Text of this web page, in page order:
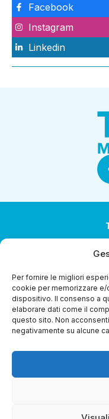
Per fornire le migliori
cookie per memorizzare
dispositivo. Il consenso a
elaborare dati come il
questo sito. Non
negativamente su alcune
Facebook
Instagram
Linkedin
coordinamento da
Sede legale: via
Home i Programmi